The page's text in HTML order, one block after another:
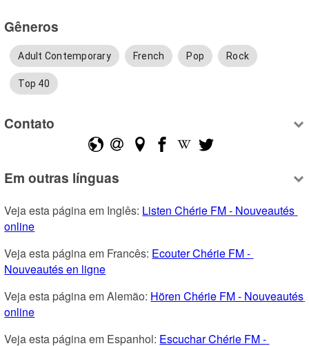
Gêneros
Adult Contemporary French Pop Rock
Top 40
Contato
Em outras línguas
Veja esta página em Inglês: Listen Chérie FM - Nouveautés
online
Veja esta página em Francês: Ecouter Chérie FM -
Nouveautés en ligne
Veja esta página em Alemão: Hören Chérie FM - Nouveautés
online
Veja esta página em Espanhol: Escuchar Chérie FM -